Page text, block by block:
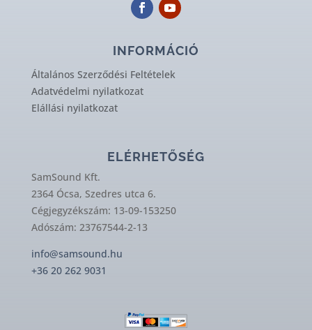
INFORMÁCIÓ
Általános Szerződési Feltételek
Adatvédelmi nyilatkozat
Elállási nyilatkozat
ELÉRHETŐSÉG
SamSound Kft.
2364 Ócsa, Szedres utca 6.
Cégjegyzékszám: 13-09-153250
Adószám: 23767544-2-13
info@samsound.hu
+36 20 262 9031